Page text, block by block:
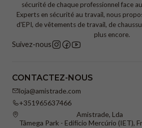
sécurité de chaque professionnel face
Experts en sécurité au travail, nous
d'EPI, de vêtements de travail, de
plus encore.
Suivez-nous
CONTACTEZ-NOUS
loja@amistrade.com
+351965637466
Amistrade, Lda
Tâmega Park - Edifício Mercúrio (IET),